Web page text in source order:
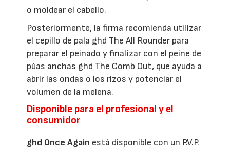
o moldear el cabello.
Posteriormente, la firma recomienda utilizar
el cepillo de pala ghd The All Rounder para
preparar el peinado y finalizar con el peine de
púas anchas ghd The Comb Out, que ayuda a
abrir las ondas o los rizos y potenciar el
volumen de la melena.
Disponible para el profesional y el
consumidor
ghd Once Again está disponible con un P.V.P.